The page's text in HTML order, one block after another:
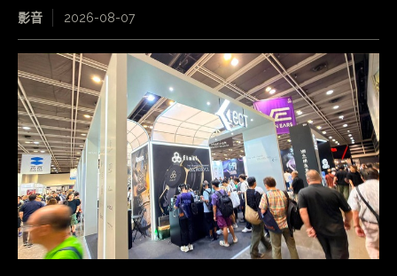
影音 2026-08-07